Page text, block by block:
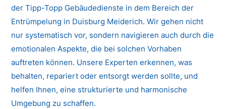
der Tipp-Topp Gebäudedienste in dem Bereich der
Entrümpelung in Duisburg Meiderich. Wir gehen nicht
nur systematisch vor, sondern navigieren auch durch die
emotionalen Aspekte, die bei solchen Vorhaben
auftreten können. Unsere Experten erkennen, was
behalten, repariert oder entsorgt werden sollte, und
helfen Ihnen, eine strukturierte und harmonische
Umgebung zu schaffen.